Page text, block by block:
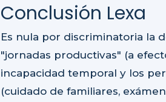
Conclusión Lexa
Es nula por discriminatoria la
"jornadas productivas" (a
incapacidad temporal y los
(cuidado de familiares,